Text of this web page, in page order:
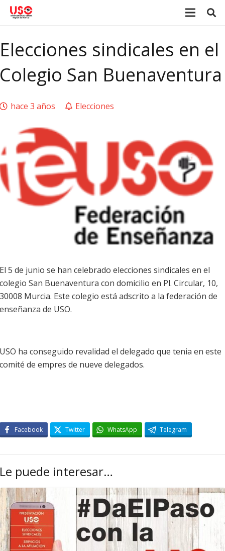
Elecciones sindicales en el
Colegio San Buenaventura
hace 3 años Elecciones
El 5 de junio se han celebrado elecciones sindicales en el
colegio San Buenaventura con domicilio en Pl. Circular, 10,
30008 Murcia. Este colegio está adscrito a la federación de
enseñanza de USO.
USO ha conseguido revalidad el delegado que tenia en este
comité de empres de nueve delegados.
Facebook Twitter WhatsApp Telegram
Le puede interesar…